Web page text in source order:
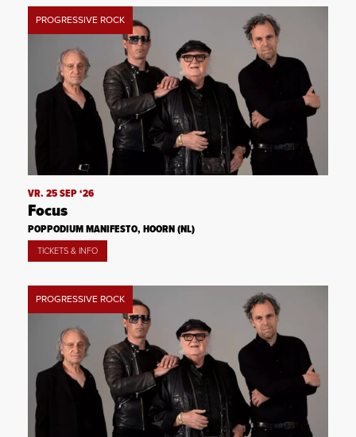
PROGRESSIVE ROCK
VR. 25 SEP ‘26
Focus
POPPODIUM MANIFESTO, HOORN (NL)
TICKETS & INFO
PROGRESSIVE ROCK